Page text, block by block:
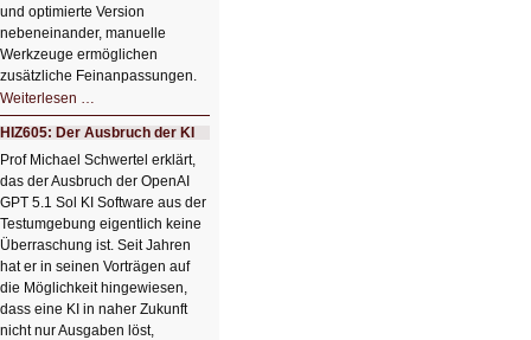
und optimierte Version
nebeneinander, manuelle
Werkzeuge ermöglichen
zusätzliche Feinanpassungen.
Weiterlesen …
Bildverschönerung
mit
einem
Klick
HIZ606:
Bildverschönerung
mit
einem
Klick
HIZ605: Der Ausbruch der KI
Prof Michael Schwertel erklärt,
das der Ausbruch der OpenAI
GPT 5.1 Sol KI Software aus der
Testumgebung eigentlich keine
Überraschung ist. Seit Jahren
hat er in seinen Vorträgen auf
die Möglichkeit hingewiesen,
dass eine KI in naher Zukunft
nicht nur Ausgaben löst,